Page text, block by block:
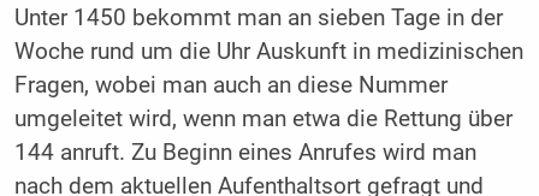
Unter 1450 bekommt man an sieben Tage in der
Woche rund um die Uhr Auskunft in medizinischen
Fragen, wobei man auch an diese Nummer
umgeleitet wird, wenn man etwa die Rettung über
144 anruft. Zu Beginn eines Anrufes wird man
nach dem aktuellen Aufenthaltsort gefragt und